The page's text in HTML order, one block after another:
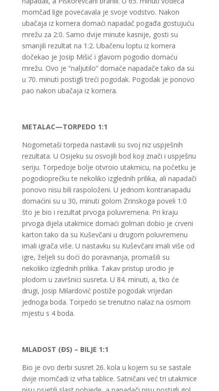
momčad lige povećavala je svoje vodstvo. Nakon
ubačaja iz kornera domaći napadač pogađa gostujuću
mrežu za 2:0. Samo dvije minute kasnije, gosti su
smanjili rezultat na 1:2. Ubačenu loptu iz kornera
dočekao je Josip Mišić i glavom pogodio domaću
mrežu. Ovo je “naljutilo” domaće napadače tako da su
u 70. minuti postigli treći pogodak. Pogodak je ponovo
pao nakon ubačaja iz kornera.
METALAC—TORPEDO 1:1
Nogometaši torpeda nastavili su svoj niz uspješnih
rezultata. U Osijeku su osvojili bod koji znači i uspješnu
seriju. Torpedoje bolje otvroio utakmicu, na početku je
pogodioprečku te nekoliko izglednih prilika, ali napadači
ponovo nisu bili raspoloženi. U jednom kontranapadu
domaćini su u 30, minuti golom Zrinskoga poveli 1:0
što je bio i rezultat prvoga poluvremena. Pri kraju
prvoga dijela utakmice domaći golman dobio je crveni
karton tako da su Kuševčani u drugom poluvremenu
imali igrača više. U nastavku su Kuševčani imali više od
igre, željeli su doći do poravnanja, promašili su
nekoliko izglednih prilika. Takav pristup urodio je
plodom u završnici susreta. U 84. minuti, a, tko će
drugi, Josip Milardović postiže pogodak vrijedan
jednoga boda. Torpedo se trenutno nalaz na osmom
mjestu s 4 boda.
MLADOST (ĐS) – BILJE 1:1
Bio je ovo derbi susret 26. kola u kojem su se sastale
dvije momčadi iz vrha tablice. Satničani već tri utakmice